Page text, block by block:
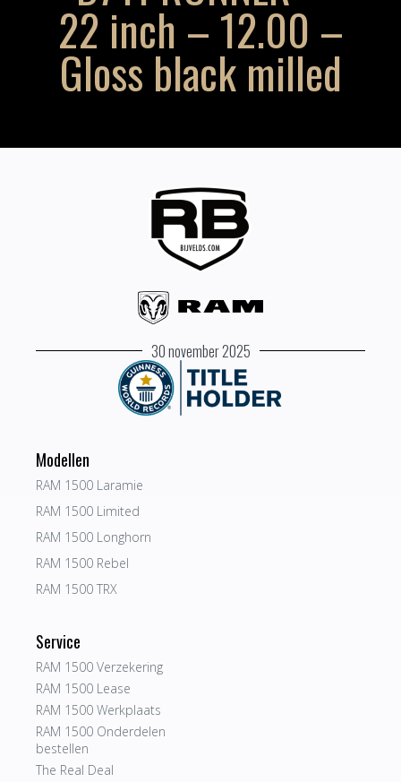
22 inch – 12.00 –
Gloss black milled
30 november 2025
Modellen
RAM 1500 Laramie
RAM 1500 Limited
RAM 1500 Longhorn
RAM 1500 Rebel
RAM 1500 TRX
Service
RAM 1500 Verzekering
RAM 1500 Lease
RAM 1500 Werkplaats
RAM 1500 Onderdelen
bestellen
The Real Deal